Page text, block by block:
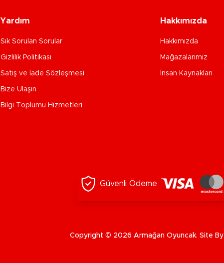
Yardım
Sık Sorulan Sorular
Gizlilik Politikası
Satış ve İade Sözleşmesi
Bize Ulaşın
Bilgi Toplumu Hizmetleri
Hakkımızda
Hakkımızda
Mağazalarımız
İnsan Kaynakları
Güvenli Ödeme
Copyright © 2026 Armağan Oyuncak. Site By